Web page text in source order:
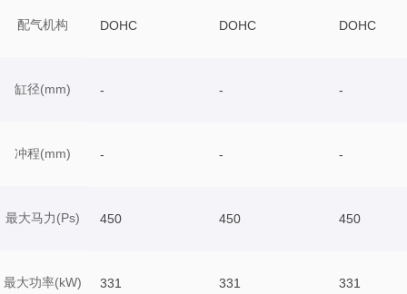
配气机构
缸径(mm)
冲程(mm)
最大马力(Ps)
最大功率(kW)
DOHC DOHC DOHC
- - -
- - -
450 450 450
331 331 331